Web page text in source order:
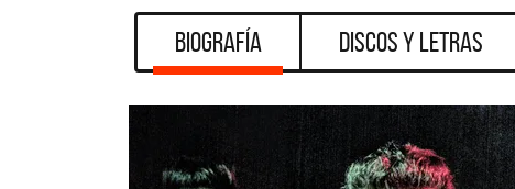
Biografía Discos y Letras